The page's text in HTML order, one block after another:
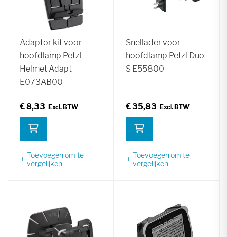
Adaptor kit voor
hoofdlamp Petzl
Helmet Adapt
E073AB00
€ 8,33
Toevoegen om te
vergelijken
Snellader voor
hoofdlamp Petzl Duo
S E55800
€ 35,83
Toevoegen om te
vergelijken